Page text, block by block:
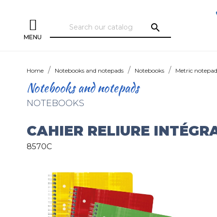
MENU
search
Home Notebooks and notepads Notebooks Metric
Notebooks and notepads
NOTEBOOKS
CAHIER RELIURE
8570C